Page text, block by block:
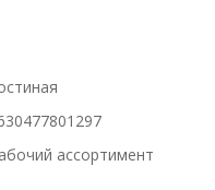
ассортимент